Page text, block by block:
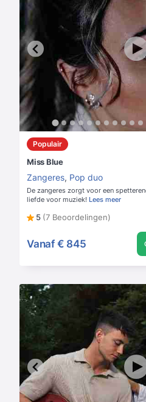
Populair
Miss Blue
Zangeres, Pop duo
De zangeres zorgt voor een
liefde voor muziek! Lees meer
5 (7 Beoordelingen)
Vanaf € 845